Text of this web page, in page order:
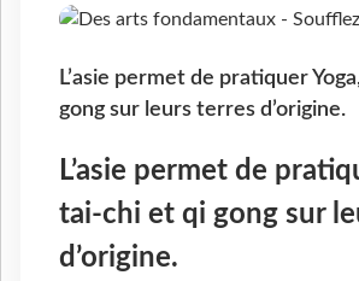
L’asie permet de pratiquer
gong sur leurs terres d’origine.
L’asie permet de
tai-chi et qi gong sur
d’origine.